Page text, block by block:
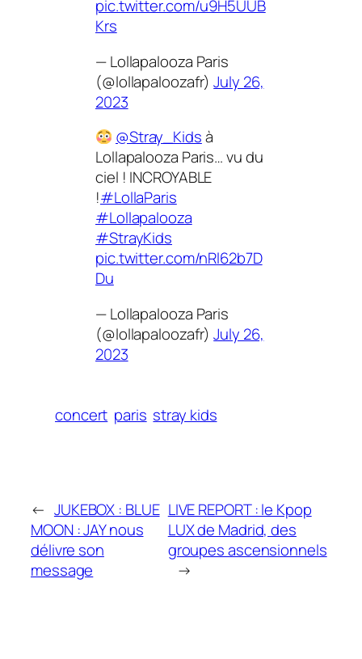
pic.twitter.com/u9H5UUB
Krs
— Lollapalooza Paris
(@lollapaloozafr)July 26,
2023
@Stray_Kidsà
Lollapalooza Paris… vu du
ciel ! INCROYABLE
!#LollaParis
#Lollapalooza
#StrayKids
pic.twitter.com/nRl62b7D
Du
— Lollapalooza Paris
(@lollapaloozafr)July 26,
2023
concert paris stray kids
← JUKEBOX : BLUE
MOON : JAY nous
délivre son
message
LIVE REPORT : le Kpop
LUX de Madrid, des
groupes ascensionnels
→